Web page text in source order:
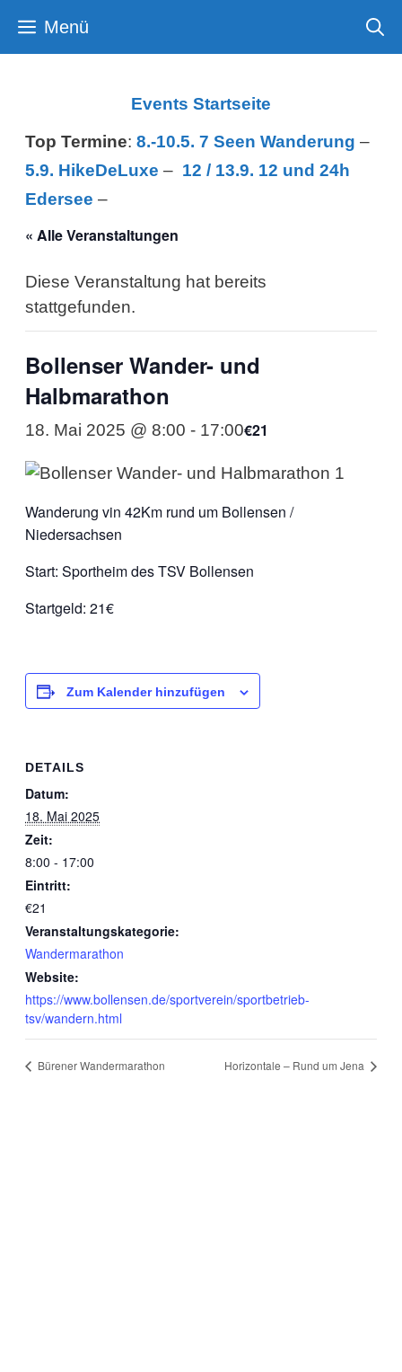
Inhalt Menü
Events Startseite
Top Termine: 8.-10.5. 7 Seen Wanderung –
5.9. HikeDeLuxe – 12 / 13.9. 12 und 24h
Edersee –
« Alle Veranstaltungen
Diese Veranstaltung hat bereits
stattgefunden.
Bollenser Wander- und
Halbmarathon
18. Mai 2025 @ 8:00 - 17:00€21
Wanderung vin 42Km rund um Bollensen /
Niedersachsen
Start: Sportheim des TSV Bollensen
Startgeld: 21€
Zum Kalender hinzufügen
DETAILS
Datum:
18. Mai 2025
Zeit:
8:00 - 17:00
Eintritt:
€21
Veranstaltungskategorie:
Wandermarathon
Website:
https://www.bollensen.de/sportverein/sportbetrieb-
tsv/wandern.html
Bürener Wandermarathon Horizontale – Rund um Jena